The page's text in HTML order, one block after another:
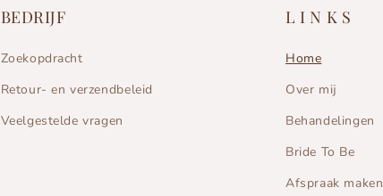
BEDRIJF
Zoekopdracht
Retour- en verzendbeleid
Veelgestelde vragen
L I N K S
Home
Over mij
Behandelingen
Bride To Be
Afspraak maken